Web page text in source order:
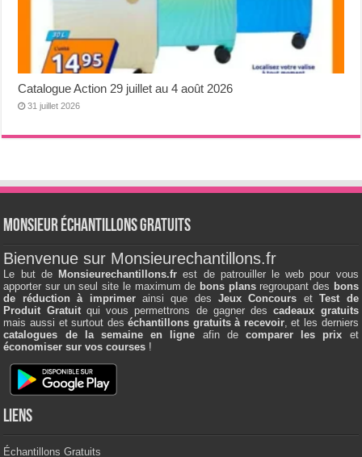
Catalogue Action 29 juillet au 4 août 2026
31 juillet 2026
Monsieur échantillons Gratuits
Bienvenue sur Monsieurechantillons.fr
Le but de Monsieurechantillons.fr est de patrouiller le web pour vous
apporter sur un seul site le maximum de bons plansregroupant des bons
de réduction à imprimerainsi que desJeux Concours etTest de
Produit Gratuitqui vous permettrons de gagner descadeaux gratuits
mais aussi et surtout deséchantillons gratuits à recevoir, et les derniers
catalogues de la semaine en ligne afin de comparer les prix et
économiser sur vos courses !
Liens
Échantillons Gratuits